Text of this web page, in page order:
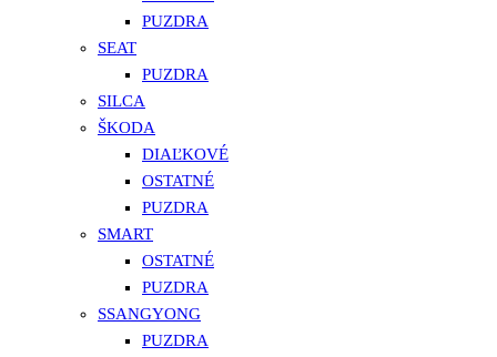
PUZDRA
SEAT
PUZDRA
SILCA
ŠKODA
DIAĽKOVÉ
OSTATNÉ
PUZDRA
SMART
OSTATNÉ
PUZDRA
SSANGYONG
PUZDRA